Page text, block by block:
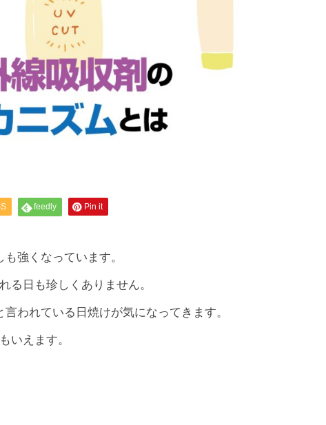
feedly Pin it
強くなっています。
る日も珍しくありません。
われている日焼けが気になってきます。
いえます。